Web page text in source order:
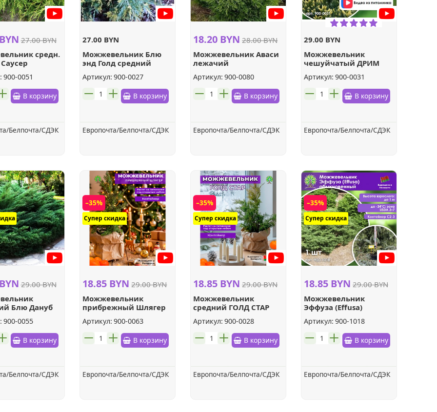
27.00 BYN
средн.
900-0051
В корзину
Белпочта/СДЭК
27.00 BYN
Можжевельник Блю
энд Голд средний
Артикул: 900-0027
шт. В корзину
Европочта/Белпочта/СДЭК
18.20 BYN 28.00 BYN
Можжевельник Аваси
лежачий
Артикул: 900-0080
шт. В корзину
Европочта/Белпочта/СДЭК
29.00 BYN
Можжевельник
чешуйчатый ДРИМ
Артикул: 900-0031
шт. В корзину
Европочта/Белпочта/СДЭК
29.00 BYN
Блю Дануб
900-0055
В корзину
Белпочта/СДЭК
–35%
Супер скидка
18.85 BYN 29.00 BYN
Можжевельник
прибрежный Шлягер
Артикул: 900-0063
шт. В корзину
Европочта/Белпочта/СДЭК
–35%
Супер скидка
18.85 BYN 29.00 BYN
Можжевельник
средний ГОЛД СТАР
Артикул: 900-0028
шт. В корзину
Европочта/Белпочта/СДЭК
–35%
Супер скидка
18.85 BYN 29.00 BYN
Можжевельник
Эффуза (Effusa)
Артикул: 900-1018
шт. В корзину
Европочта/Белпочта/СДЭК